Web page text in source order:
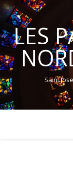
LES
Saint